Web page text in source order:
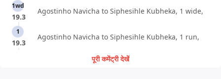
1wd
19.3
Agostinho Navicha to Siphesihle Kubheka, 1 wide,
1
19.3
Agostinho Navicha to Siphesihle Kubheka, 1 run,
पूरी कमेंट्री देखें